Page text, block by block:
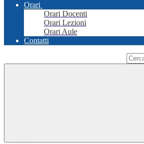
Orari
Orari Docenti
Orari Lezioni
Orari Aule
Contatti